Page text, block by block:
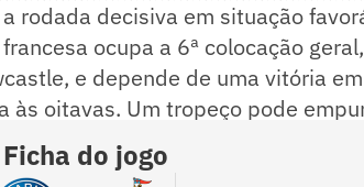
a rodada decisiva em situação
ocupa a 6ª colocação
e depende de uma vitória
às oitavas. Um tropeço pode
a depender dos demais
Ficha do jogo